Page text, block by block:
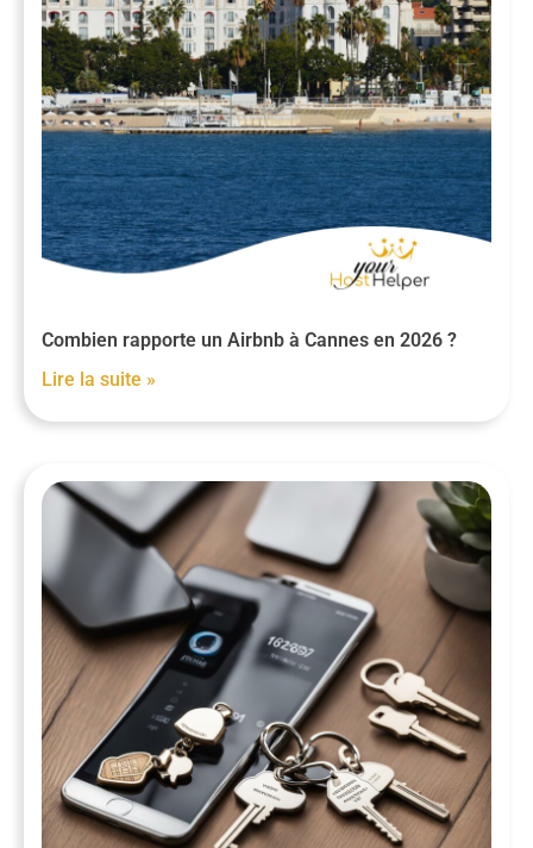
Combien rapporte un Airbnb à Cannes en 2026 ?
Lire la suite »